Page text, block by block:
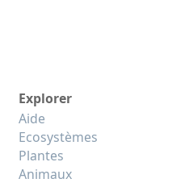
Explorer
Aide
Ecosystèmes
Plantes
Animaux